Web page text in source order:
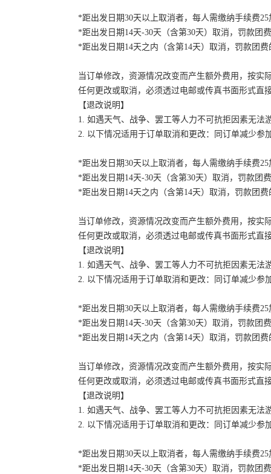
*距出发日期30天以上取消者，每人需缴纳手续费
*距出发日期14天-30天（含第30天）取消，罚款团
*距出发日期14天之内（含第14天）取消，罚款团费
当订单修改，资源情况改变而产生额外费用，按实
任何更改或取消，必须透过电邮或传真书面形式直
【退改说明】
1. 如遇天气、战争、罢工等人力不可抗拒因素无
2. 以下情况适用于订单取消和更改：同订单减少
*距出发日期30天以上取消者，每人需缴纳手续费
*距出发日期14天-30天（含第30天）取消，罚款团
*距出发日期14天之内（含第14天）取消，罚款团费
当订单修改，资源情况改变而产生额外费用，按实
任何更改或取消，必须透过电邮或传真书面形式直
【退改说明】
1. 如遇天气、战争、罢工等人力不可抗拒因素无
2. 以下情况适用于订单取消和更改：同订单减少
*距出发日期30天以上取消者，每人需缴纳手续费
*距出发日期14天-30天（含第30天）取消，罚款团
*距出发日期14天之内（含第14天）取消，罚款团费
当订单修改，资源情况改变而产生额外费用，按实
任何更改或取消，必须透过电邮或传真书面形式直
【退改说明】
1. 如遇天气、战争、罢工等人力不可抗拒因素无
2. 以下情况适用于订单取消和更改：同订单减少
*距出发日期30天以上取消者，每人需缴纳手续费
*距出发日期14天-30天（含第30天）取消，罚款团